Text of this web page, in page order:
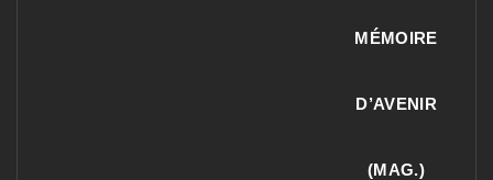
MÉMOIRE
D’AVENIR
(MAG.)